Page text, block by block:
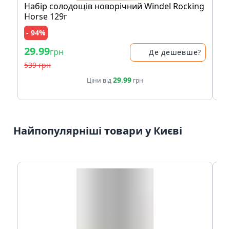
Набір солодощів новорічний Windel Rocking
Horse 129г
- 94%
29.99грн
539 грн
Де дешевше?
Ціни від29.99 грн
Найпопулярніші товари у Києві